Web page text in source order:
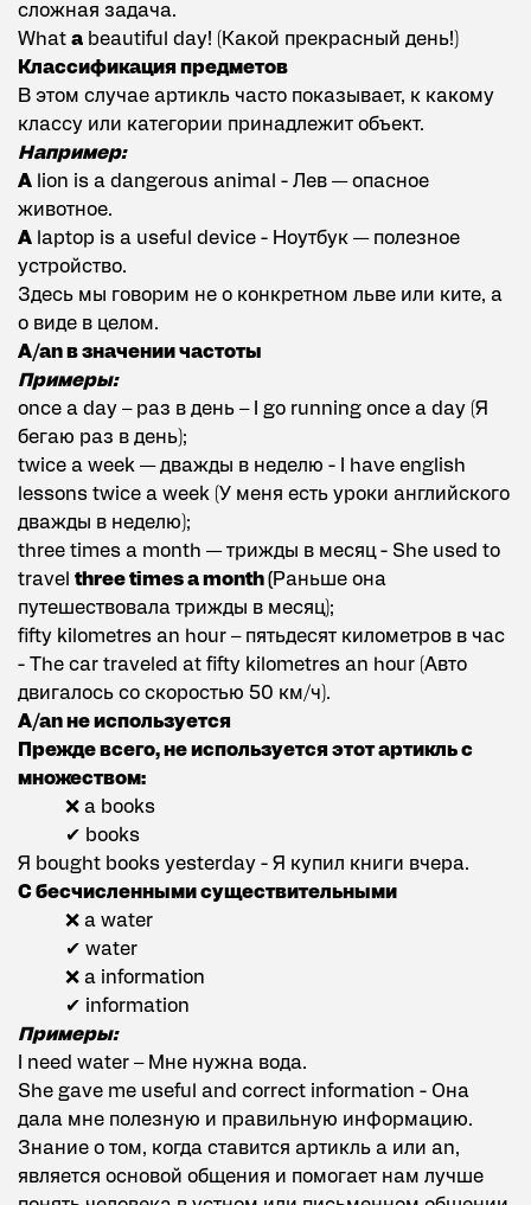
сложная задача.
What a beautiful day! (Какой прекрасный день!)
Классификация предметов
В этом случае артикль часто показывает, к какому
классу или категории принадлежит объект.
Например:
A lion is a dangerous animal - Лев — опасное
животное.
A laptop is a useful device - Ноутбук — полезное
устройство.
Здесь мы говорим не о конкретном льве или ките, а
о виде в целом.
A/an в значении частоты
Примеры:
once a day – раз в день – I go running once a day (Я
бегаю раз в день);
twice a week — дважды в неделю - I have english
lessons twice a week (У меня есть уроки английского
дважды в неделю);
three times a month — трижды в месяц - She used to
travel three times a month (Раньше она
путешествовала трижды в месяц);
fifty kilometres an hour – пятьдесят километров в час
- The car traveled at fifty kilometres an hour (Авто
двигалось со скоростью 50 км/ч).
A/an не используется
Прежде всего, не используется этот артикль с
множеством:
❌ a books
✔ books
Я bought books yesterday - Я купил книги вчера.
С бесчисленными существительными
❌ a water
✔ water
❌ a information
✔ information
Примеры:
I need water – Мне нужна вода.
She gave me useful and correct information - Она
дала мне полезную и правильную информацию.
Знание о том, когда ставится артикль а или an,
является основой общения и помогает нам лучше